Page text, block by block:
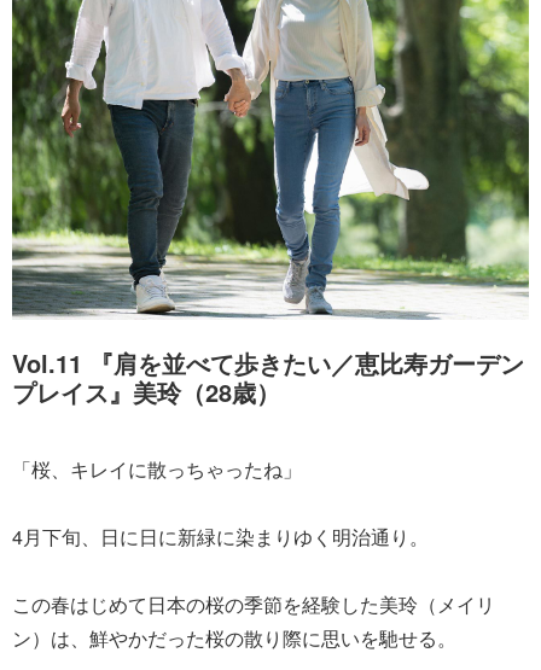
Vol.11 『肩を並べて歩きたい／恵比寿ガーデン
プレイス』美玲（28歳）
「桜、キレイに散っちゃったね」
4月下旬、日に日に新緑に染まりゆく明治通り。
この春はじめて日本の桜の季節を経験した美玲（メイリ
ン）は、鮮やかだった桜の散り際に思いを馳せる。